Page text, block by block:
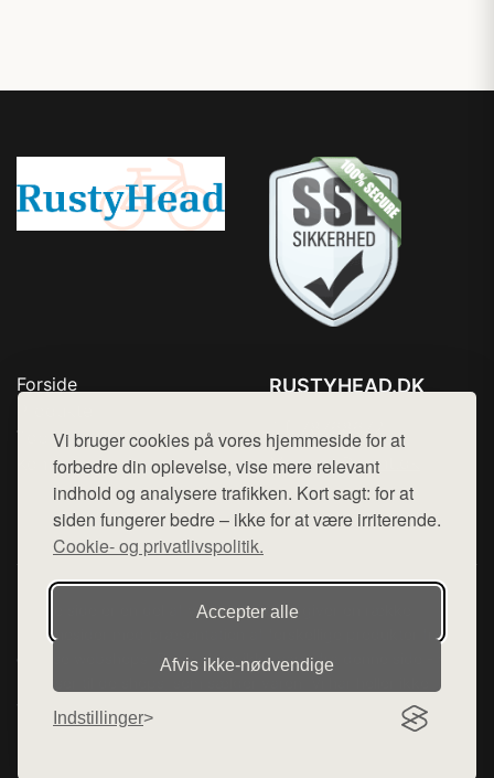
Vi bruger cookies på vores hjemmeside for at
forbedre din oplevelse, vise mere relevant
indhold og analysere trafikken. Kort sagt: for at
siden fungerer bedre – ikke for at være irriterende.
Cookie- og privatlivspolitik.
Accepter alle
Afvis ikke‑nødvendige
Indstillinger
Forside
Top Rabatter
Kontakt
RUSTYHEAD.DK
Mail: hej@want.dk
Cookie- og privatlivspolitik
Denne side er en del af want.dk, der udgiver en række
hjemmesider med præsentation af forskellige produkter fra
diverse webshops. Der sælges ikke varer fra denne side - vi
varerne på lager.